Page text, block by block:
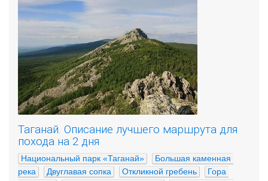
Таганай. Описание лучшего маршрута для
похода на 2 дня
Национальный парк «Таганай»
Большая каменная
река
Двуглавая сопка Откликной гребень
Гора